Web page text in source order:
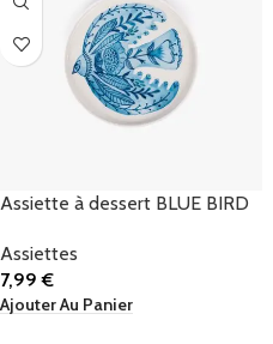
Assiette à dessert BLUE BIRD
Assiettes
7,99€
Ajouter Au Panier